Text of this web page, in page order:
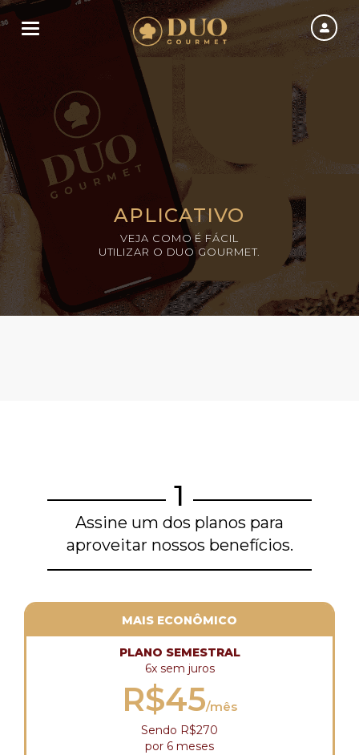
Toggle navigation
APLICATIVO
VEJA COMO É FÁCIL
UTILIZAR O DUO GOURMET.
1
Assine um dos planos para
aproveitar nossos benefícios.
MAIS ECONÔMICO
PLANO SEMESTRAL
6x sem juros
R$45/mês
Sendo R$270
por 6 meses